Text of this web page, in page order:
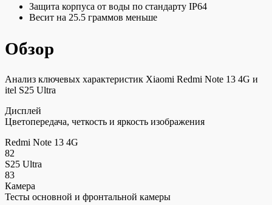
Защита корпуса от воды по стандарту IP64
Весит на 25.5 граммов меньше
Обзор
Анализ ключевых характеристик Xiaomi Redmi Note 13 4G и
itel S25 Ultra
Дисплей
Цветопередача, четкость и яркость изображения
Redmi Note 13 4G
82
S25 Ultra
83
Камера
Тесты основной и фронтальной камеры